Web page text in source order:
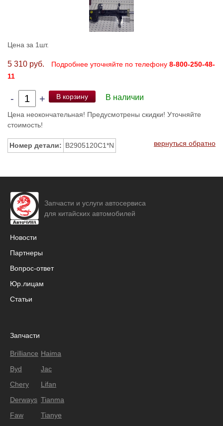
Цена за 1шт.
5 310 руб. Подробнее уточняйте по телефону 8-800-250-48-
11
- + В корзину В наличии
Цена неокончательная! Предусмотрены скидки! Уточняйте
стоимость!
Номер детали: B2905120C1*N вернуться обратно
Запчасти и услуги автосервиса
для китайских автомобилей
Новости
Партнеры
Вопрос-ответ
Юр.лицам
Статьи
Запчасти
Brilliance
Byd
Chery
Derways
Faw
Haima
Jac
Lifan
Tianma
Tianye